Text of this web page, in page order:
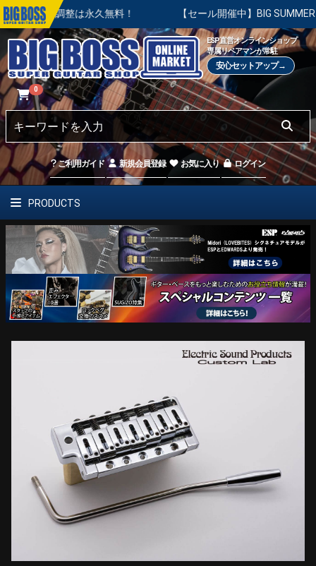
調整は永久無料！ 【セール開催中】BIG SUMMER SALE |
ESP直営オンラインショップ
専属リペアマンが常駐
安心セットアップ→
0
ご利用ガイド 新規会員登録 お気に入り ログイン
PRODUCTS